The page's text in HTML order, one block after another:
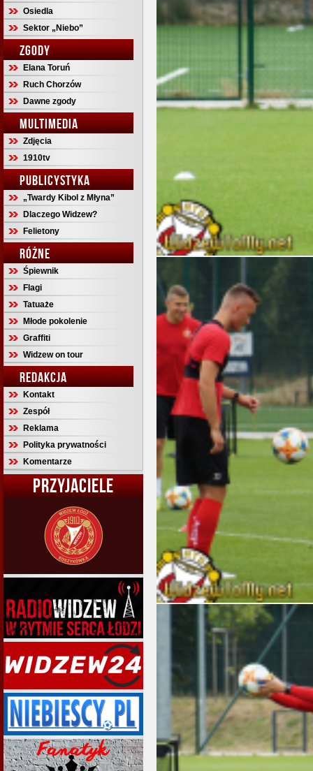
Osiedla
Sektor „Niebo”
ZGODY
Elana Toruń
Ruch Chorzów
Dawne zgody
MULTIMEDIA
Zdjęcia
1910tv
PUBLICYSTYKA
„Twardy Kibol z Młyna”
Dlaczego Widzew?
Felietony
RÓŻNE
Śpiewnik
Flagi
Tatuaże
Młode pokolenie
Graffiti
Widzew on tour
REDAKCJA
Kontakt
Zespół
Reklama
Polityka prywatności
Komentarze
PRZYJACIELE